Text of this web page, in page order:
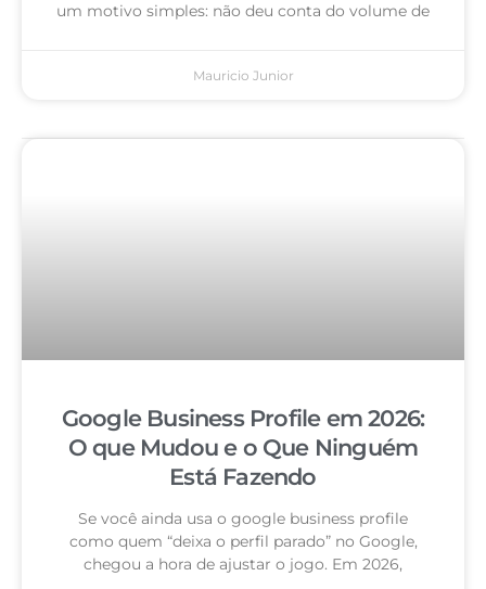
um motivo simples: não deu conta do volume de
Mauricio Junior
Google Business Profile em 2026:
O que Mudou e o Que Ninguém
Está Fazendo
Se você ainda usa o google business profile
como quem “deixa o perfil parado” no Google,
chegou a hora de ajustar o jogo. Em 2026,